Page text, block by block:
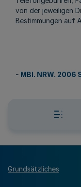
von der jeweiligen
Bestimmungen auf
- MBl. NRW. 2006
Grundsätzliches